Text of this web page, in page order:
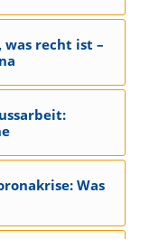
was recht ist –
Was